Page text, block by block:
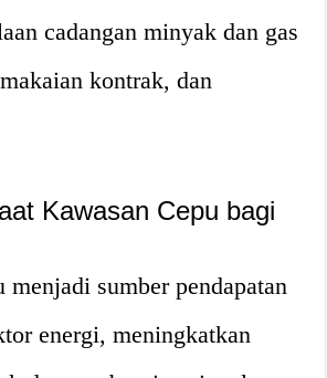
cadangan minyak dan gas
kontrak, dan
Kawasan Cepu bagi
menjadi sumber pendapatan
energi, meningkatkan